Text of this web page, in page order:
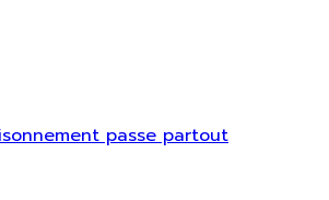
passe partout